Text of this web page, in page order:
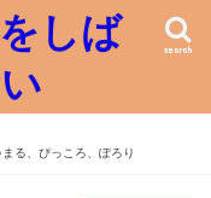
しば
search
る、ぴっころ、ぽろり